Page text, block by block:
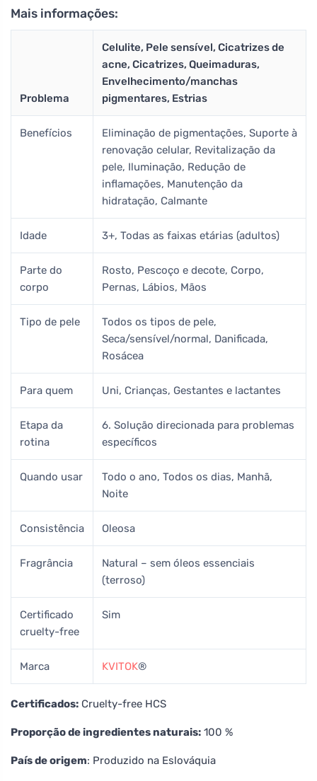
Mais informações:
Problema
Celulite, Pele sensível, Cicatrizes de
acne, Cicatrizes, Queimaduras,
Envelhecimento/manchas
pigmentares, Estrias
Benefícios
Eliminação de pigmentações, Suporte à
renovação celular, Revitalização da
pele, Iluminação, Redução de
inflamações, Manutenção da
hidratação, Calmante
Idade 3+, Todas as faixas etárias (adultos)
Parte do
corpo
Rosto, Pescoço e decote, Corpo,
Pernas, Lábios, Mãos
Tipo de pele
Todos os tipos de pele,
Seca/sensível/normal, Danificada,
Rosácea
Para quem Uni, Crianças, Gestantes e lactantes
Etapa da
rotina
6. Solução direcionada para problemas
específicos
Quando usar
Todo o ano, Todos os dias, Manhã,
Noite
Consistência Oleosa
Fragrância
Natural – sem óleos essenciais
(terroso)
Certificado
cruelty-free
Sim
Marca KVITOK®
Certificados: Cruelty-free HCS
Proporção de ingredientes naturais: 100 %
País de origem: Produzido na Eslováquia